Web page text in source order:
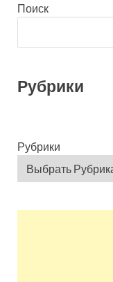
Поиск
Рубрики
Рубрики